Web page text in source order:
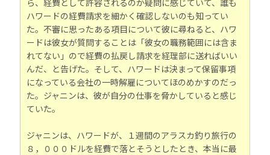
ら、経費として許容されるのか疑問に感じていて、誰も
ハワードの経費請求を細かく確認しないのも知ってい
た。不審に思ったある項目について彼に尋ねると、ハワ
ードは彼女が質問することは「彼女の職務範囲には含ま
れてない」ので経費の払戻し請求を経理部に送ればいい
んだ、と告げた。そして、ハワードは決まって保留事項
になっている会社の一時解雇についてほのめかすのだっ
た。ジャニンは、彼が自分の仕事を脅かしていると感じ
ていた。
ジャニンは、ハワードが、１週間のアラスカ釣り旅行の
８，０００ドルを経費で落とそうとしたとき、本当に最